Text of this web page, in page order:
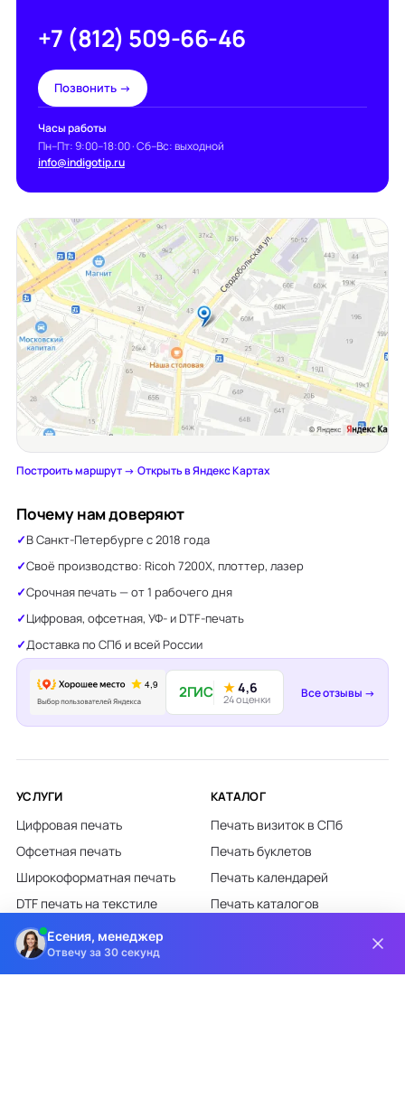
+7 (812) 509-66-46
Позвонить →
Часы работы
Пн–Пт: 9:00–18:00 · Сб–Вс: выходной
info@indigotip.ru
Построить маршрут →·Открыть в Яндекс Картах
Почему нам доверяют
В Санкт-Петербурге с 2018 года
Своё производство: Ricoh 7200X, плоттер, лазер
Срочная печать — от 1 рабочего дня
Цифровая, офсетная, УФ- и DTF-печать
Доставка по СПб и всей России
2ГИС ★4,6
24 оценки Все отзывы →
УСЛУГИ
Цифровая печать
Офсетная печать
Широкоформатная печать
DTF печать на текстиле
Лазерная гравировка
КАТАЛОГ
Печать визиток в СПб
Печать буклетов
Печать календарей
Печать каталогов
Есения, менеджер
Отвечу за 30 секунд